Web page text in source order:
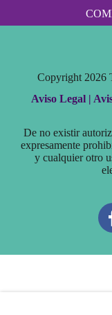
Copyright 2026
Aviso Legal |
De no existir
expresamente
y cualquier otro